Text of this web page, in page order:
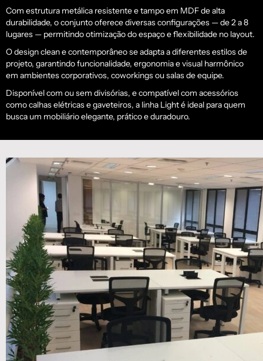
Com estrutura metálica resistente e tampo em MDF de alta
durabilidade, o conjunto oferece diversas configurações — de 2 a 8
lugares — permitindo otimização do espaço e flexibilidade no layout.
O design clean e contemporâneo se adapta a diferentes estilos de
projeto, garantindo funcionalidade, ergonomia e visual harmônico
em ambientes corporativos, coworkings ou salas de equipe.
Disponível com ou sem divisórias, e compatível com acessórios
como calhas elétricas e gaveteiros, a linha Light é ideal para quem
busca um mobiliário elegante, prático e duradouro.